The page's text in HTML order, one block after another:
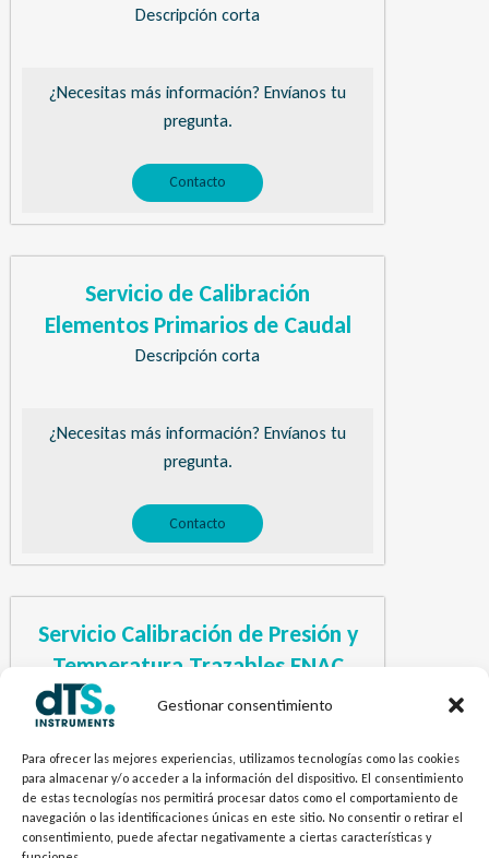
Gestionar consentimiento
Para ofrecer las mejores experiencias, utilizamos tecnologías como las cookies
para almacenar y/o acceder a la información del dispositivo. El consentimiento
de estas tecnologías nos permitirá procesar datos como el comportamiento de
navegación o las identificaciones únicas en este sitio. No consentir o retirar el
consentimiento, puede afectar negativamente a ciertas características y
Descripción corta
¿Necesitas más información? Envíanos tu
pregunta.
Contacto
Servicio de Calibración
Elementos Primarios de Caudal
Descripción corta
¿Necesitas más información? Envíanos tu
pregunta.
Contacto
Servicio Calibración de Presión y
Temperatura Trazables ENAC
Descripción corta
¿Necesitas más información? Envíanos tu
pregunta.